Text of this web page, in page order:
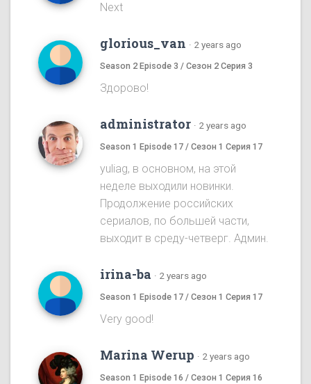
Next
glorious_van · 2 years ago
Season 2 Episode 3 / Сезон 2 Серия 3
Здорово!
administrator · 2 years ago
Season 1 Episode 17 / Сезон 1 Серия 17
yuliag, в основном, на этой
неделе выходили новинки.
Продолжение российских
сериалов, по большей части,
выходит в среду-четверг. Админ.
irina-ba · 2 years ago
Season 1 Episode 17 / Сезон 1 Серия 17
Very good!
Marina Werup · 2 years ago
Season 1 Episode 16 / Сезон 1 Серия 16